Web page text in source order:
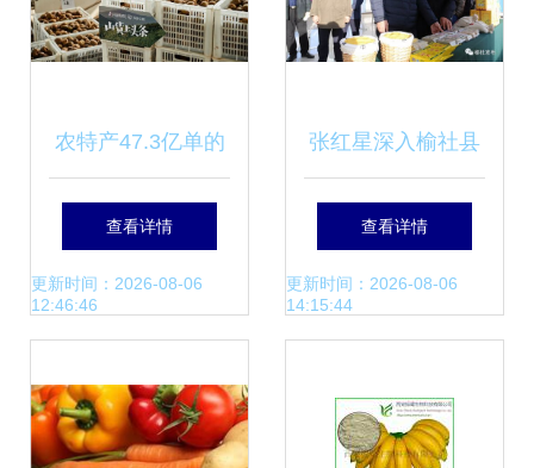
农特产47.3亿单的
背后故事
查看详情
更新时间：2026-08-06
12:46:46
张红星深入榆社县
调研农产品加工产
业 聚焦农产品生产
查看详情
更新时间：2026-08-06
14:15:44